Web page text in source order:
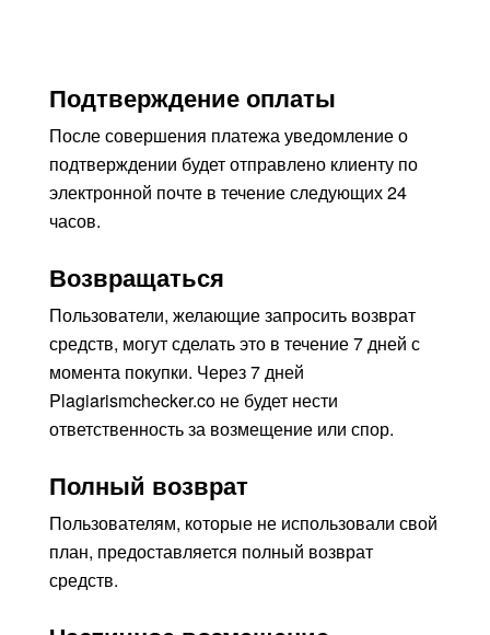
Подтверждение оплаты
После совершения платежа уведомление о
подтверждении будет отправлено клиенту по
электронной почте в течение следующих 24
часов.
Возвращаться
Пользователи, желающие запросить возврат
средств, могут сделать это в течение 7 дней с
момента покупки. Через 7 дней
Plagiarismchecker.co не будет нести
ответственность за возмещение или спор.
Полный возврат
Пользователям, которые не использовали свой
план, предоставляется полный возврат
средств.